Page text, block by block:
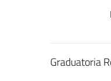
Graduatoria